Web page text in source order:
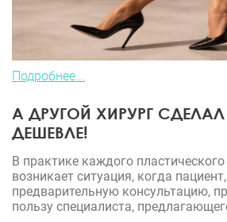
Подробнее...
А ДРУГОЙ ХИРУРГ
ДЕШЕВЛЕ!
В практике каждого
возникает ситуация, когда
предварительную консультацию,
пользу специалиста,